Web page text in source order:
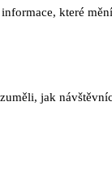
které
jak